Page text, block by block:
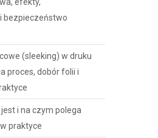
bezpieczeństwo
(sleeking) w druku
proces, dobór folii i
i na czym polega
praktyce